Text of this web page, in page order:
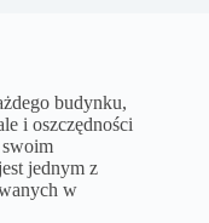
budynku,
i oszczędności
swoim
jednym z
w